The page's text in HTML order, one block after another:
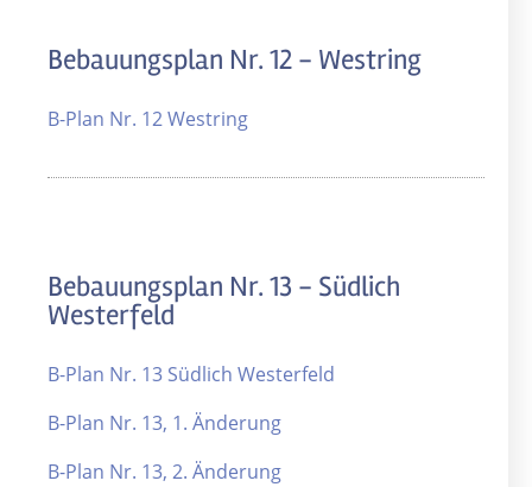
Bebauungsplan Nr. 12 - Westring
B-Plan Nr. 12 Westring
Bebauungsplan Nr. 13 - Südlich
Westerfeld
B-Plan Nr. 13 Südlich Westerfeld
B-Plan Nr. 13, 1. Änderung
B-Plan Nr. 13, 2. Änderung